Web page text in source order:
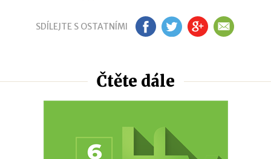
SDÍLEJTE S OSTATNÍMI FB TW GP EM
Čtěte dále